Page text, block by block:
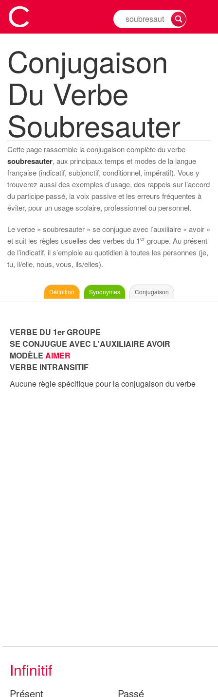
Rechercher
la
d'un
verbe
Conjugaison
Du Verbe
Soubresauter
Cette page rassemble la conjugaison complète du verbe
soubresauter, aux principaux temps et modes de la langue
française (indicatif, subjonctif, conditionnel, impératif). Vous y
trouverez aussi des exemples d’usage, des rappels sur l’accord
du participe passé, la voix passive et les erreurs fréquentes à
éviter, pour un usage scolaire, professionnel ou personnel.
Le verbe « soubresauter » se conjugue avec l’auxiliaire « avoir »
et suit les règles usuelles des verbes du 1er groupe. Au présent
de l’indicatif, il s’emploie au quotidien à toutes les personnes (je,
tu, il/elle, nous, vous, ils/elles).
Définition Synonymes Conjugaison
VERBE DU 1er GROUPE
SE CONJUGUE AVEC L'AUXILIAIRE AVOIR
MODÈLE AIMER
VERBE INTRANSITIF
Aucune règle spécifique pour la conjugaison du verbe
Infinitif
Présent Passé